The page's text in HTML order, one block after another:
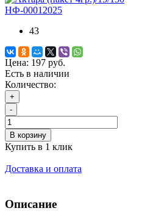
НФ-00012025
43
Цена: 197 руб.
Есть в наличии
Количество:
+
-
В корзину
Купить в 1 клик
Доставка и оплата
Описание